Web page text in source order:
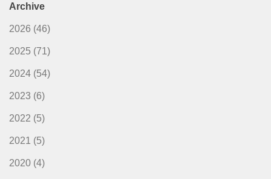
Archive
2026 (46)
2025 (71)
2024 (54)
2023 (6)
2022 (5)
2021 (5)
2020 (4)